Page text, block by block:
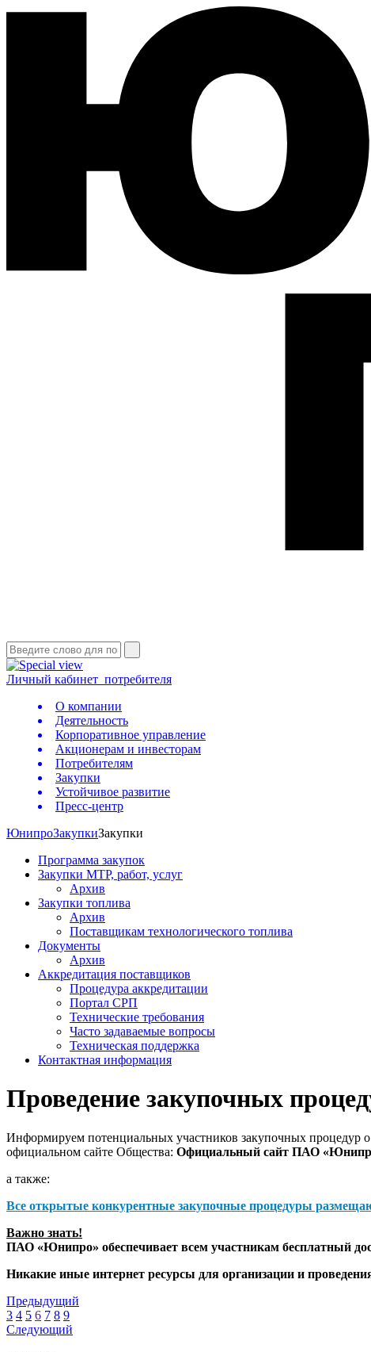
Личный кабинет потребителя
О компании
Деятельность
Корпоративное управление
Акционерам и инвесторам
Потребителям
Закупки
Устойчивое развитие
Пресс-центр
ЮнипроЗакупкиЗакупки
Программа закупок
Закупки МТР, работ, услуг
Архив
Закупки топлива
Архив
Поставщикам технологического топлива
Документы
Архив
Аккредитация поставщиков
Процедура аккредитации
Портал СРП
Технические требования
Часто задаваемые вопросы
Техническая поддержка
Контактная информация
Проведение закупочных
Информируем потенциальных участников закупочных
официальном сайте Общества: Официальный сайт ПАО
а также:
Все открытые конкурентные закупочные процедуры
Важно знать!
ПАО «Юнипро» обеспечивает всем участникам бесплатный
Никакие иные интернет ресурсы для организации и
Предыдущий
3 4 5 6 7 8 9
Следующий